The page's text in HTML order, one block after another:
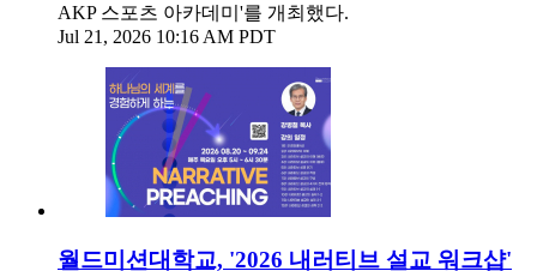
AKP 스포츠 아카데미'를 개최했다.
Jul 21, 2026 10:16 AM PDT
월드미션대학교, '2026 내러티브 설교 워크샵'